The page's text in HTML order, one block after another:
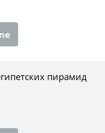
пирамид